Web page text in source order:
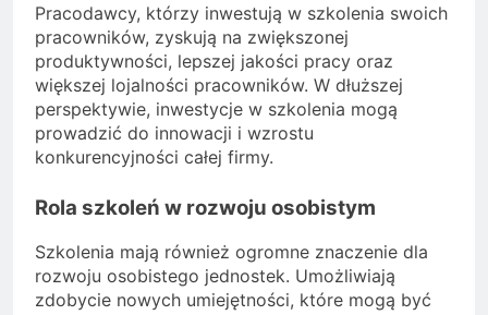
Pracodawcy, którzy inwestują w szkolenia swoich
pracowników, zyskują na zwiększonej
produktywności, lepszej jakości pracy oraz
większej lojalności pracowników. W dłuższej
perspektywie, inwestycje w szkolenia mogą
prowadzić do innowacji i wzrostu
konkurencyjności całej firmy.
Rola szkoleń w rozwoju osobistym
Szkolenia mają również ogromne znaczenie dla
rozwoju osobistego jednostek. Umożliwiają
zdobycie nowych umiejętności, które mogą być